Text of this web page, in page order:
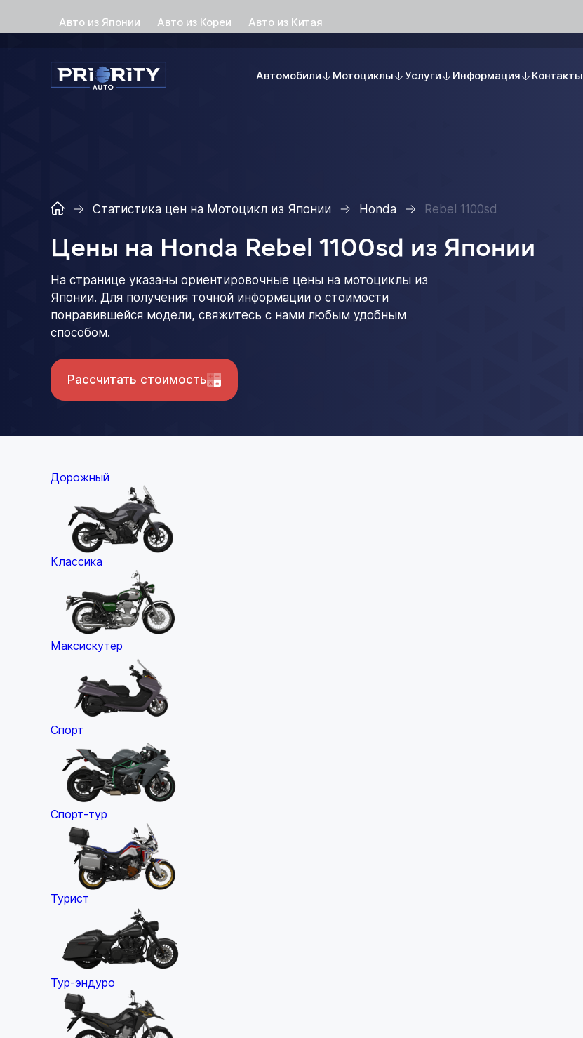
Авто из Японии Авто из Кореи Авто из Китая
Автомобили Мотоциклы Услуги Информация Контакты
Статистика цен на Мотоцикл из Японии Honda Rebel 1100sd
Цены на Honda Rebel 1100sd из Японии
На странице указаны ориентировочные цены на мотоциклы из
Японии. Для получения точной информации о стоимости
понравившейся модели, свяжитесь с нами любым удобным
способом.
Рассчитать стоимость
Дорожный
Классика
Максискутер
Спорт
Спорт-тур
Турист
Тур-эндуро